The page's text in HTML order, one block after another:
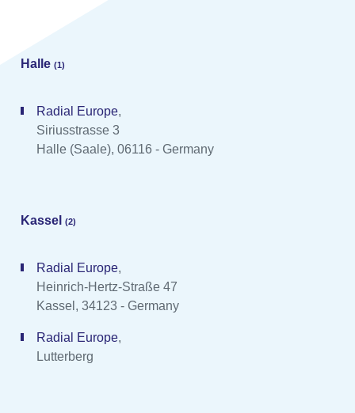
Halle (1)
Radial Europe,
Siriusstrasse 3
Halle (Saale), 06116 - Germany
Kassel (2)
Radial Europe,
Heinrich-Hertz-Straße 47
Kassel, 34123 - Germany
Radial Europe,
Lutterberg